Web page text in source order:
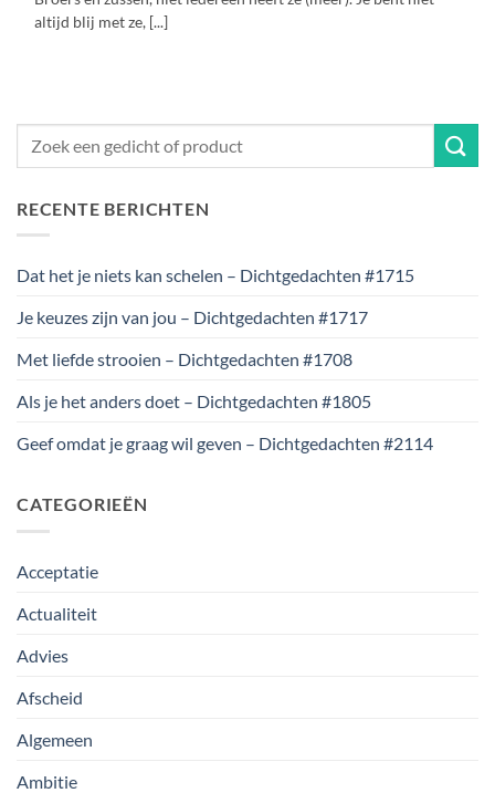
altijd blij met ze, [...]
RECENTE BERICHTEN
Dat het je niets kan schelen – Dichtgedachten #1715
Je keuzes zijn van jou – Dichtgedachten #1717
Met liefde strooien – Dichtgedachten #1708
Als je het anders doet – Dichtgedachten #1805
Geef omdat je graag wil geven – Dichtgedachten #2114
CATEGORIEËN
Acceptatie
Actualiteit
Advies
Afscheid
Algemeen
Ambitie